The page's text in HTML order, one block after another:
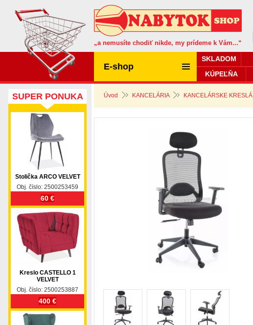
„a nemusíte chodiť nikde, my prídeme k Vám...“
Úvod KANCELÁRIA KANCELÁRSKE KRESLÁ
SUPER PONUKA
Stolička ARCO VELVET
Obj. číslo: 2500253459
60 €
Kreslo CASTELLO 1
VELVET
Obj. číslo: 2500253887
400 €
E-shop
SKLADOM
KÚPEĽŇA